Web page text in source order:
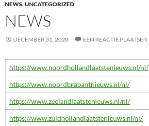
NEWS,UNCATEGORIZED
NEWS
DECEMBER 31, 2020 EEN REACTIE PLAATSEN
https://www.noordhollandlaatstenieuws.nl/nl/
https://www.noordbrabantnieuws.nl/nl/
https://www.zeelandlaatstenieuws.nl/nl/
https://www.zuidhollandlaatstenieuws.nl/nl/